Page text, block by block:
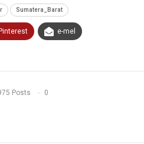
Sumatera_Barat
Pinterest e-mel
Posts 0